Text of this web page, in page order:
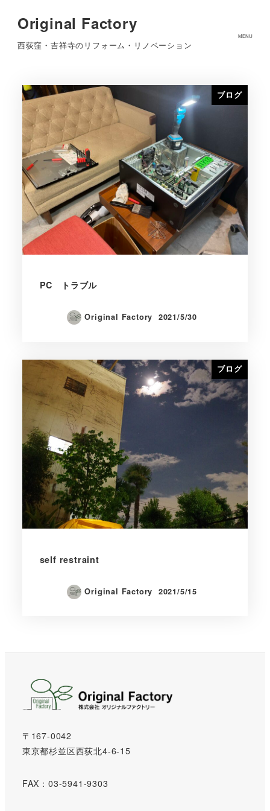
Original Factory
西荻窪・吉祥寺のリフォーム・リノベーション
MENU
2021年5月
ブログ
PC トラブル
Original Factory 2021/5/30
ブログ
self restraint
Original Factory 2021/5/15
〒167-0042
東京都杉並区西荻北4-6-15
FAX：03-5941-9303